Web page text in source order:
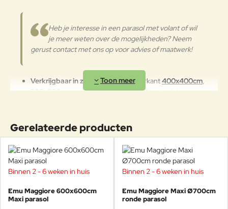
worden aangetast. We raden aan
om de producten wanneer ze
lange tijd niet gebruikt worden of
in de winter te reinigen en op een
af te dekken met de parasolhoes.
Heb je interesse in een parasol met volant of wil
je meer weten over de mogelijkheden? Neem
gerust contact met ons op voor advies of maatwerk!
Verkrijgbaar in zes afmetingen: vierkant400x400cm,
500x500cmen600x600cm(deze afmeting), langwerpig
parasol hier.
Topkwaliteit uit Italië: gemaakt in de eigen fabriek van
Materialen:frame van aluminium met antraciete of witte
poedercoating, het parasoldoek is van hoogwaardig UV-
bestendig Acryl.
Ongevoelig voor zout water en uv-degradatie.
Slim telescopisch openings- en sluitsysteem
Gerelateerde producten
Binnen 2 - 6 weken in huis
Emu Maggiore 600x600cm
Maxi parasol
Binnen 2 - 6 weken in huis
Emu Maggiore Maxi Ø700cm
ronde parasol